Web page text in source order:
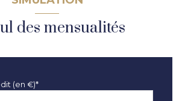
des mensualités
(en €)*